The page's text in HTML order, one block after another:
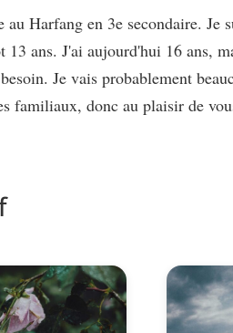
Harfang en 3e secondaire. Je
ans. J'ai aujourd'hui 16 ans,
Je vais probablement
familiaux, donc au plaisir de